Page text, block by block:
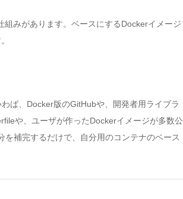
みがあります。ベースにするDockerイメージ
ば、Docker版のGitHubや、開発者用ライブラ
や、ユーザが作ったDockerイメージが多数公
補完するだけで、自分用のコンテナのベース